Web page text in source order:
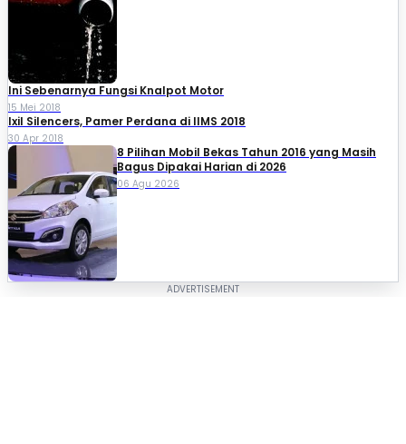
Ini Sebenarnya Fungsi Knalpot Motor
15 Mei 2018
Ixil Silencers, Pamer Perdana di IIMS 2018
30 Apr 2018
8 Pilihan Mobil Bekas Tahun 2016 yang Masih
Bagus Dipakai Harian di 2026
06 Agu 2026